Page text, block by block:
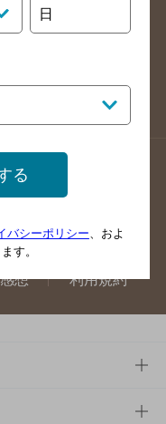
県のバー検索
更新方法のご案内
ン
想 利用規約
日
る
バシーポリシー 、およ
す。